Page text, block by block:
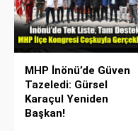
MHP İnönü’de Güven
Tazeledi: Gürsel
Karaçul Yeniden
Başkan!